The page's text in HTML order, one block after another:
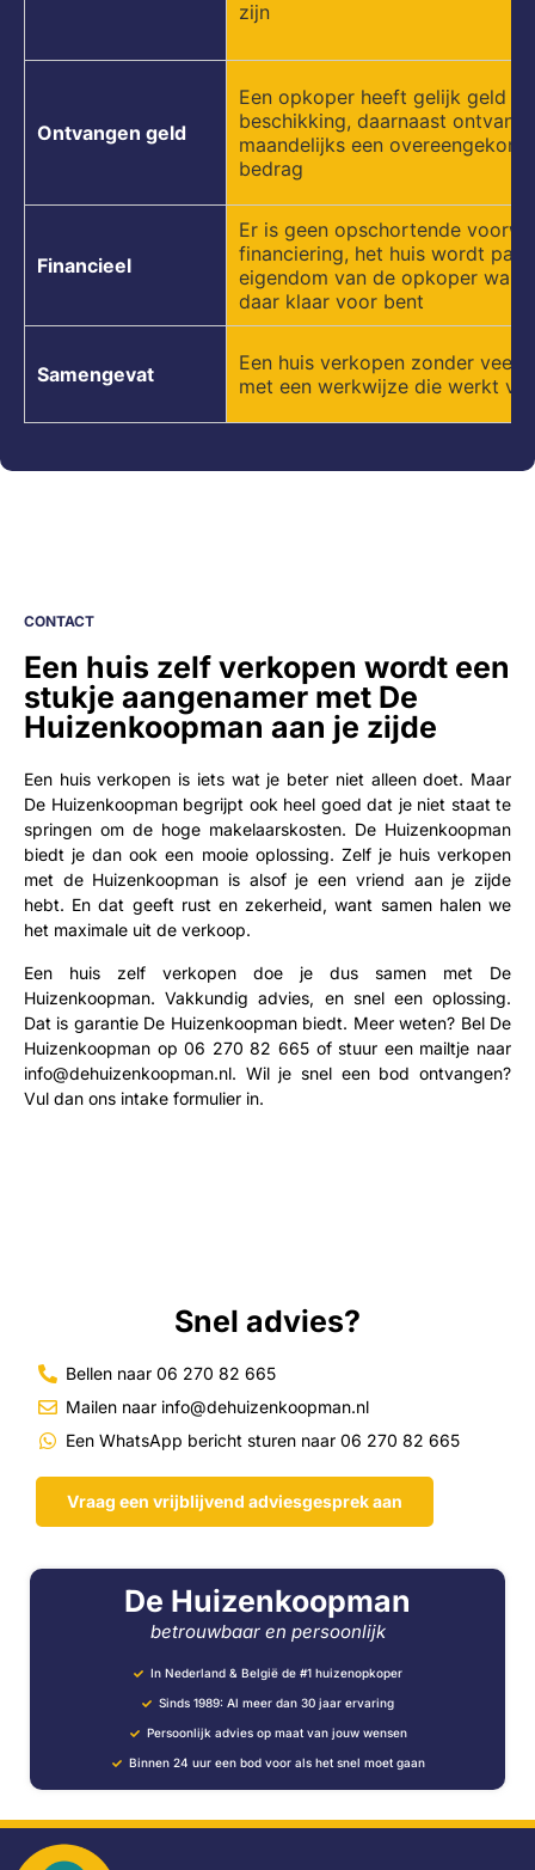
zijn
Ontvangen geld
Een opkoper heeft gelijk geld
beschikking, daarnaast
maandelijks een
bedrag
Financieel
Er is geen opschortende
financiering, het huis wordt pas
eigendom van de opkoper
daar klaar voor bent
Samengevat
Een huis verkopen zonder veel
met een werkwijze die werkt
CONTACT
Een huis zelf verkopen wordt een
stukje aangenamer met De
Huizenkoopman aan je zijde
Een huis verkopen is iets wat je beter niet alleen doet. Maar
De Huizenkoopman begrijpt ook heel goed dat je niet staat te
springen om de hoge makelaarskosten. De Huizenkoopman
biedt je dan ook een mooie oplossing. Zelf je huis verkopen
met de Huizenkoopman is alsof je een vriend aan je zijde
hebt. En dat geeft rust en zekerheid, want samen halen we
het maximale uit de verkoop.
Een huis zelf verkopen doe je dus samen met De
Huizenkoopman. Vakkundig advies, en snel een oplossing.
Dat is garantie De Huizenkoopman biedt. Meer weten? Bel De
Huizenkoopman op06 270 82 665 of stuur een mailtje naar
info@dehuizenkoopman.nl. Wil je snel een bod ontvangen?
Vul dan ons intake formulier in.
Snel advies?
Bellen naar 06 270 82 665
Mailen naar info@dehuizenkoopman.nl
Een WhatsApp bericht sturen naar 06 270 82 665
Vraag een vrijblijvend adviesgesprek aan
De Huizenkoopman
betrouwbaar en persoonlijk
In Nederland & België de #1 huizenopkoper
Sinds 1989: Al meer dan 30 jaar ervaring
Persoonlijk advies op maat van jouw wensen
Binnen 24 uur een bod voor als het snel moet gaan